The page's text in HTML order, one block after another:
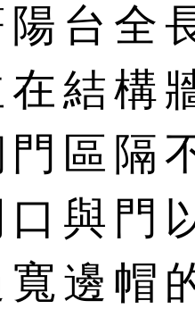
陽台全
在結構
門區隔
口與門
寬邊帽